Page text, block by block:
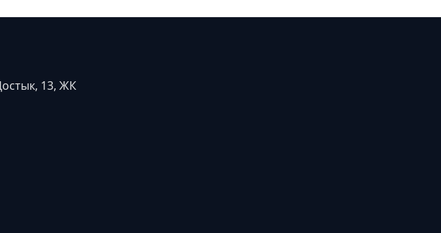
13, ЖК